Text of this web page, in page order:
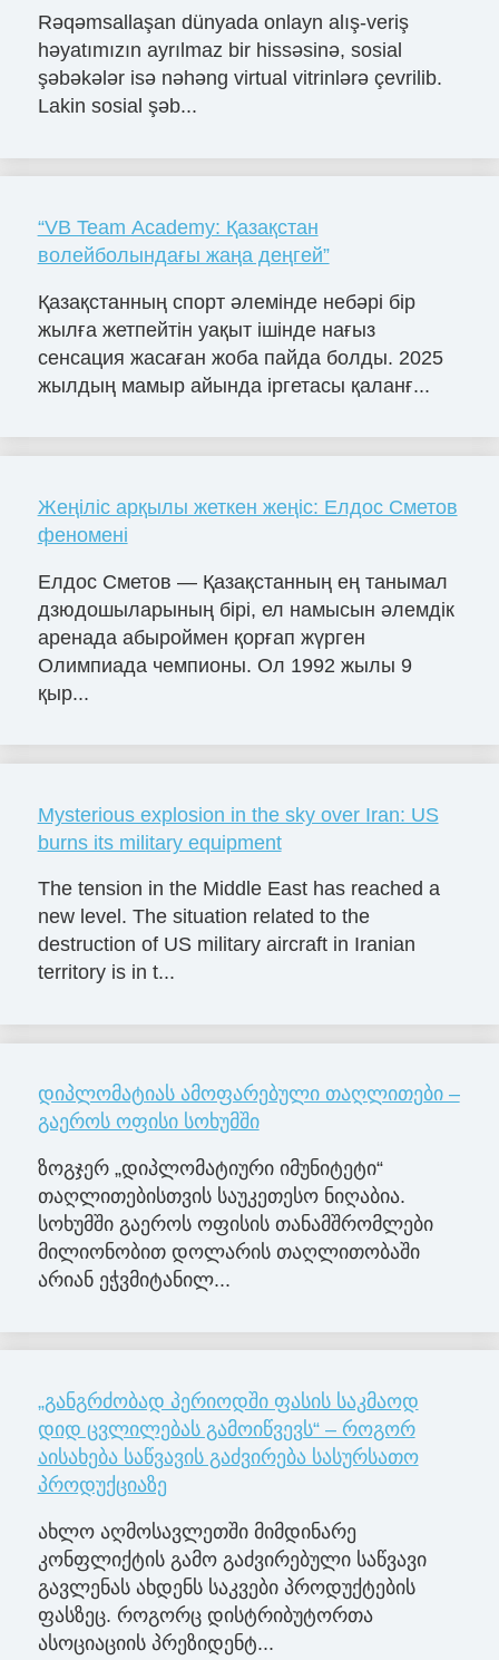
Rəqəmsallaşan dünyada onlayn alış-veriş
həyatımızın ayrılmaz bir hissəsinə, sosial
şəbəkələr isə nəhəng virtual vitrinlərə çevrilib.
Lakin sosial şəb...
“VB Team Academy: Қазақстан
волейболындағы жаңа деңгей”
Қазақстанның спорт әлемінде небәрі бір
жылға жетпейтін уақыт ішінде нағыз
сенсация жасаған жоба пайда болды. 2025
жылдың мамыр айында іргетасы қаланғ...
Жеңіліс арқылы жеткен жеңіс: Елдос Сметов
феномені
Елдос Сметов — Қазақстанның ең танымал
дзюдошыларының бірі, ел намысын әлемдік
аренада абыроймен қорғап жүрген
Олимпиада чемпионы. Ол 1992 жылы 9
қыр...
Mysterious explosion in the sky over Iran: US
burns its military equipment
The tension in the Middle East has reached a
new level. The situation related to the
destruction of US military aircraft in Iranian
territory is in t...
დიპლომატიას ამოფარებული თაღლითები –
გაეროს ოფისი სოხუმში
ზოგჯერ „დიპლომატიური იმუნიტეტი“
თაღლითებისთვის საუკეთესო ნიღაბია.
სოხუმში გაეროს ოფისის თანამშრომლები
მილიონობით დოლარის თაღლითობაში
არიან ეჭვმიტანილ...
„განგრძობად პერიოდში ფასის საკმაოდ
დიდ ცვლილებას გამოიწვევს“ – როგორ
აისახება საწვავის გაძვირება სასურსათო
პროდუქციაზე
ახლო აღმოსავლეთში მიმდინარე
კონფლიქტის გამო გაძვირებული საწვავი
გავლენას ახდენს საკვები პროდუქტების
ფასზეც. როგორც დისტრიბუტორთა
ასოციაციის პრეზიდენტ...